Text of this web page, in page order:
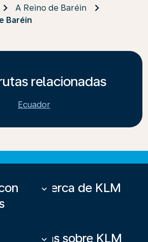
A Reino de Baréin
Baréin
relacionadas
Ecuador
Acerca de KLM
keyboard_arrow_down
Más sobre KLM
keyboard_arrow_down